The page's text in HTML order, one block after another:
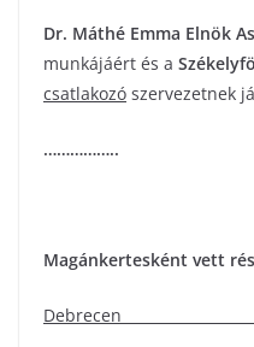
Dr. Máthé Emma Elnök
munkájáért és a
csatlakozó szervezetnek
……………..
Magánkertesként vett
Debrecen